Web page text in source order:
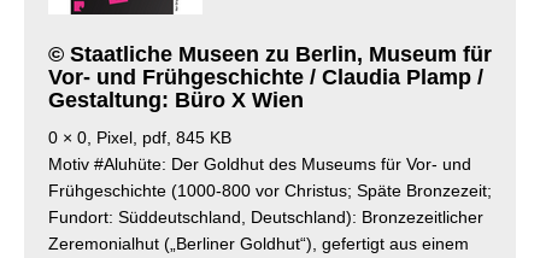
© Staatliche Museen zu Berlin, Museum für
Vor- und Frühgeschichte / Claudia Plamp /
Gestaltung: Büro X Wien
0 × 0, Pixel, pdf, 845 KB
Motiv #Aluhüte: Der Goldhut des Museums für Vor- und
Frühgeschichte (1000-800 vor Christus; Späte Bronzezeit;
Fundort: Süddeutschland, Deutschland): Bronzezeitlicher
Zeremonialhut („Berliner Goldhut“), gefertigt aus einem